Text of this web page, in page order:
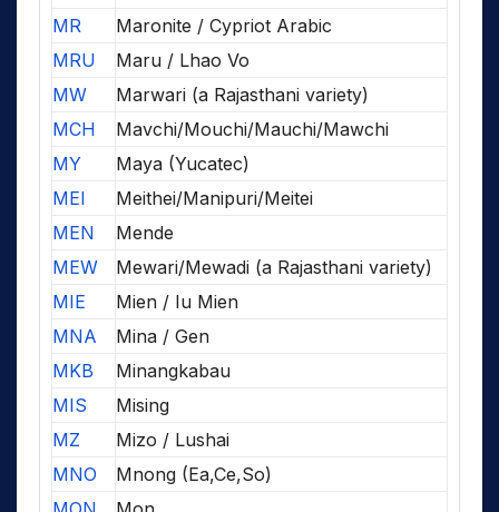
MR
Maronite / Cypriot Arabic
MRU
Maru / Lhao Vo
MW
Marwari (a Rajasthani variety)
MCH
Mavchi/Mouchi/Mauchi/Mawchi
MY
Maya (Yucatec)
MEI
Meithei/Manipuri/Meitei
MEN
Mende
MEW
Mewari/Mewadi (a Rajasthani variety)
MIE
Mien / Iu Mien
MNA
Mina / Gen
MKB
Minangkabau
MIS
Mising
MZ
Mizo / Lushai
MNO
Mnong (Ea,Ce,So)